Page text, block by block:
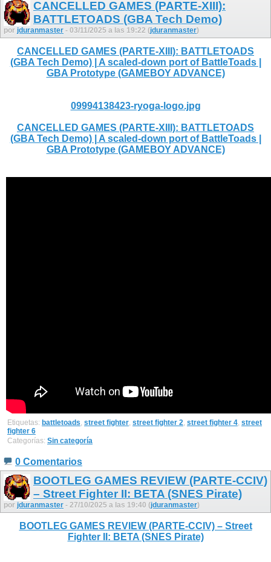
CANCELLED GAMES (PARTE-XIII):
BATTLETOADS (GBA Tech Demo)
por jduranmaster - 03/11/2025 a las 19:22 (jduranmaster)
CANCELLED GAMES (PARTE-XIII): BATTLETOADS
(GBA Tech Demo) | A scaled-down port of BattleToads |
GBA Prototype (GAMEBOY ADVANCE)
09994138423-ryoga-logo.jpg
CANCELLED GAMES (PARTE-XIII): BATTLETOADS
(GBA Tech Demo) | A scaled-down port of BattleToads |
GBA Prototype (GAMEBOY ADVANCE)
Etiquetas: battletoads street fighter street fighter 2 street fighter 4 street
fighter 6
Categorías: Sin categoría
0 Comentarios
BOOTLEG GAMES REVIEW (PARTE-CCIV)
– Street Fighter II: BETA (SNES Pirate)
por jduranmaster - 27/10/2025 a las 19:40 (jduranmaster)
BOOTLEG GAMES REVIEW (PARTE-CCIV) – Street
Fighter II: BETA (SNES Pirate)